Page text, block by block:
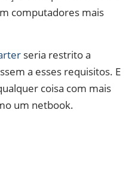
computadores mais
seria restrito a
a esses requisitos. E
coisa com mais
um netbook.